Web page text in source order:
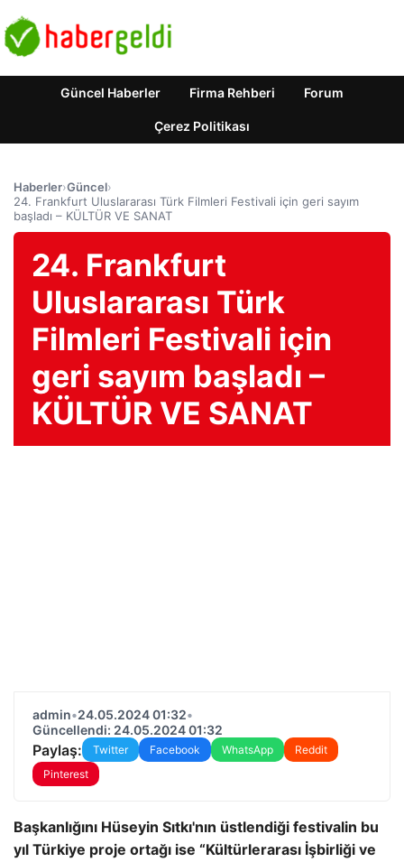
Güncel Haberler Firma Rehberi Forum
Çerez Politikası
Haberler›Güncel›
24. Frankfurt Uluslararası Türk Filmleri Festivali için geri sayım
başladı – KÜLTÜR VE SANAT
24. Frankfurt
Uluslararası Türk
Filmleri Festivali için
geri sayım başladı –
KÜLTÜR VE SANAT
admin•24.05.2024 01:32•
Güncellendi: 24.05.2024 01:32
Paylaş: Twitter Facebook WhatsApp
Reddit
Pinterest
Başkanlığını Hüseyin Sıtkı'nın üstlendiği festivalin bu
yıl Türkiye proje ortağı ise “Kültürlerarası İşbirliği ve